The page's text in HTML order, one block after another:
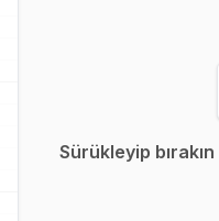
Sürükleyip bırakın